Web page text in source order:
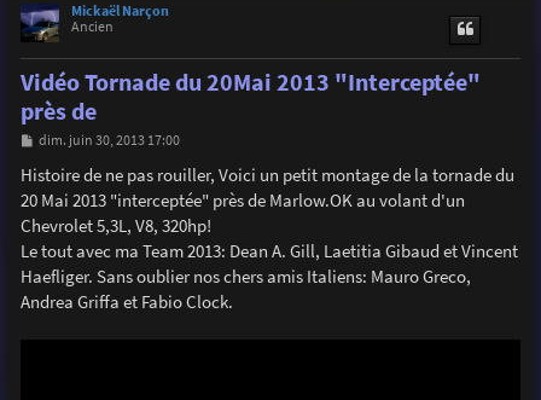
Mickaël Narçon
Ancien
Vidéo Tornade du 20Mai 2013 "Interceptée"
près de
M
s
s
a
g
e
dim. juin 30, 2013 17:00
Histoire de ne pas rouiller, Voici un petit montage de la tornade du
20 Mai 2013 "interceptée" près de Marlow.OK au volant d'un
Chevrolet 5,3L, V8, 320hp!
Le tout avec ma Team 2013: Dean A. Gill, Laetitia Gibaud et Vincent
Haefliger. Sans oublier nos chers amis Italiens: Mauro Greco,
Andrea Griffa et Fabio Clock.